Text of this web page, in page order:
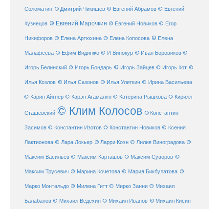
Соломатин © Дмитрий Чикишев © Евгений Абрамов © Евгений
Кузнецов © Евгений Марочкин © Евгений Новиков © Егор
Никифоров © Елена Артюхина © Елена Копосова © Елена
Малафеева © Ефим Видинжо © И Винокур © Иван Боровиков ©
Игорь Белинский © Игорь Бондарь © Игорь Зайцев © Игорь Кот ©
Илья Козлов © Илья Сазонов © Илья Улиткин © Ирина Васильева
© Карин Айгнер © Карэн Агамалян © Катерина Рышкова © Кирилл
Сташевский © Клим Колосов © Константин
Засимов © Константин Изотов © Константин Новиков © Ксения
Лактионова © Лара Локьер © Ларри Коэн © Лилия Виноградова ©
Максим Васильев © Максим Карташов © Максим Суворов ©
Максим Трусевич © Марина Кочетова © Мария Бикбулатова ©
Марко Монтальдо © Милена Гитт © Мирко Занни © Михаил
Балабанов © Михаил Ведёхин © Михаил Иванов © Михаил Кисин